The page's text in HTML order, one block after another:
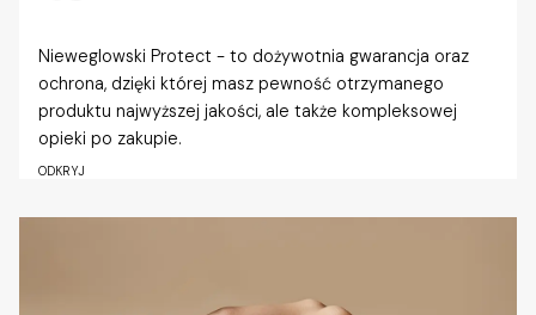
Nieweglowski Protect - to dożywotnia gwarancja oraz
ochrona, dzięki której masz pewność otrzymanego
produktu najwyższej jakości, ale także kompleksowej
opieki po zakupie.
ODKRYJ